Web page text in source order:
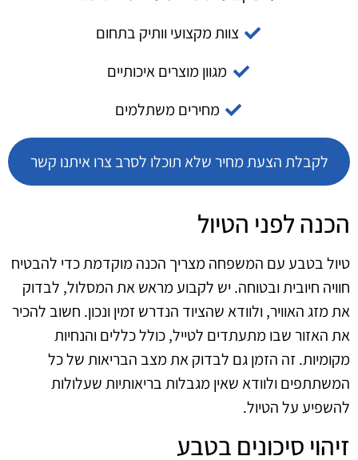
צוות מקצועי וותיק בתחום
מגוון מוצרים איכותיים
מחירים משתלמים
לקבלת הצעת מחיר שלא תוכלו לסרב צרו איתנו קשר
הכנה לפני הטיול
טיול בטבע עם המשפחה מצריך הכנה מוקדמת כדי להבטיח
חוויה חיובית ובטוחה. יש לקבוע מראש את המסלול, לבדוק
את מזג האוויר, ולוודא שהציוד הנדרש זמין ונכון. חשוב להכיר
את האזור שבו מתעתדים לטייל, כולל כללים והנחיות
מקומיות. זה הזמן גם לבדוק את מצב הבריאות של כל
המשתתפים ולוודא שאין מגבלות בריאותיות שעלולות
להשפיע על הטיול.
זיהוי סיכונים בטבע